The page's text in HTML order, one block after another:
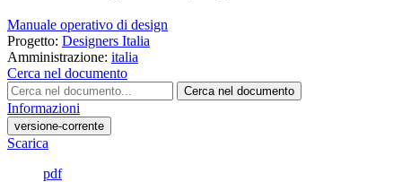
Manuale operativo di design
Progetto: Designers Italia
Amministrazione: italia
Cerca nel documento
Cerca nel documento
Informazioni
versione-corrente
Scarica
pdf